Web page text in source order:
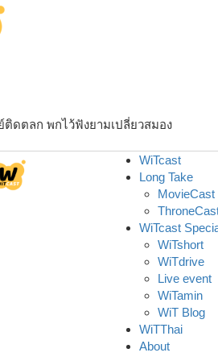
ติดตลก พกไว้ฟังยามเปลี่ยวสมอง
WiTcast
Long Take
MovieCast
WiTcast
WiTshort
WiTdrive
Live event
WiTamin
WiT Blog
WiTThai
About